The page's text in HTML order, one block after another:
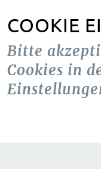
COOKIE
Bitte
Cookies in